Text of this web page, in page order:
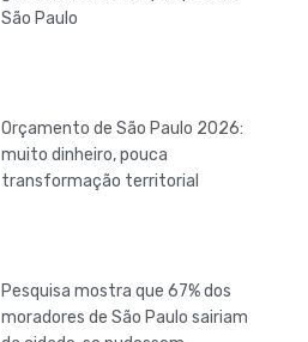
São Paulo
Orçamento de São Paulo 2026:
muito dinheiro, pouca
transformação territorial
Pesquisa mostra que 67% dos
moradores de São Paulo sairiam